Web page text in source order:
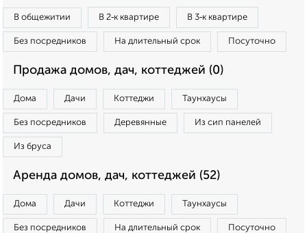
В общежитии В 2‑к квартире В 3‑к квартире
Без посредников На длительный срок Посуточно
Продажа домов, дач, коттеджей (0)
Дома Дачи Коттеджи Таунхаусы
Без посредников Деревянные Из сип панелей
Из бруса
Аренда домов, дач, коттеджей (52)
Дома Дачи Коттеджи Таунхаусы
Без посредников На длительный срок Посуточно